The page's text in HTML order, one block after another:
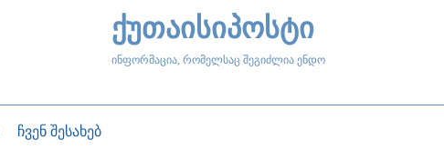
ქუთაისიპოსტი
ინფორმაცია, რომელსაც შეგიძლია ენდო
ჩვენ შესახებ